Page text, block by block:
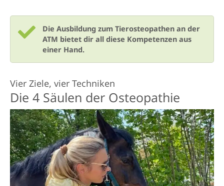
Die Ausbildung zum Tierosteopathen an der
ATM bietet dir all diese Kompetenzen aus
einer Hand.
Vier Ziele, vier Techniken
Die 4 Säulen der Osteopathie